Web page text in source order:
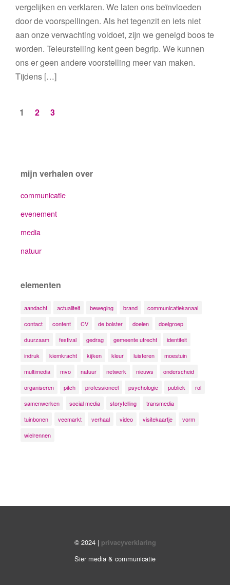
vergelijken en verklaren. We laten ons beïnvloeden
door de voorspellingen. Als het tegenzit en iets niet
aan onze verwachting voldoet, zijn we geneigd boos te
worden. Teleurstelling kent geen begrip. We kunnen
ons er geen andere voorstelling meer van maken.
Tijdens […]
1 2 3
mijn verhalen over
communicatie
evenement
media
natuur
elementen
aandacht actualiteit beweging brand
communicatiekanaal
contact
content CV de bolster doelen
doelgroep
duurzaam
festival gedrag gemeente utrecht
identiteit
indruk
kiemkracht kijken kleur luisteren
moestuin
multimedia
mvo natuur netwerk nieuws
onderscheid
organiseren
pitch professioneel psychologie publiek
rol
samenwerken
social media storytelling
transmedia
tuinbonen
veemarkt verhaal video visitekaartje
vorm
wielrennen
© 2024 | privacyverklaring
Sier media & communicatie